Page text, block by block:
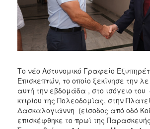
ΔΗΜΟΤΗΣ
ΗΡΑΚΛΕΙΟ
Το νέο Αστυνομικό Γραφείο
Επισκεπτών, το οποίο ξεκίνησε την
αυτή την εβδομάδα , στο ισόγειο του
κτιρίου της Πολεοδομίας, στην
Δασκαλογιάννη (είσοδος από οδό
επισκέφθηκε το πρωί της